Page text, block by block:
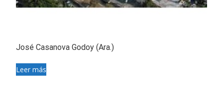
José Casanova Godoy (Ara.)
Leer más